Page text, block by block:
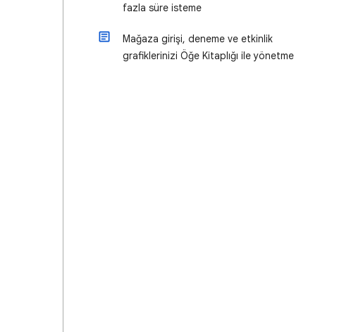
fazla süre isteme
Mağaza girişi, deneme ve etkinlik
grafiklerinizi Öğe Kitaplığı ile yönetme